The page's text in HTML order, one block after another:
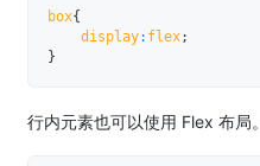
box{
    display
: flex;
}
行内元素也可以使用 Flex 布局。